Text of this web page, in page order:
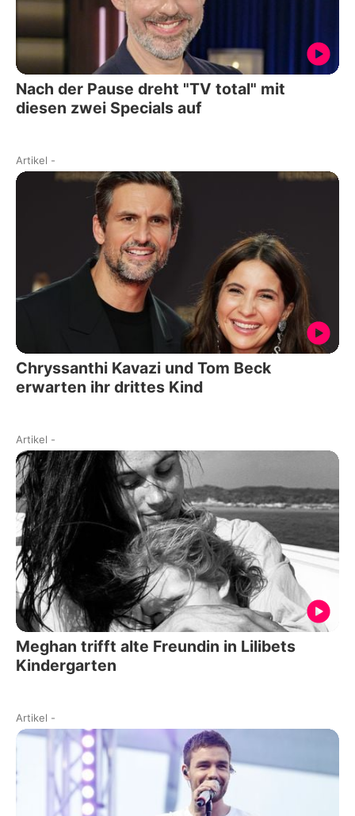
Nach der Pause dreht "TV total" mit
diesen zwei Specials auf
Artikel -
Chryssanthi Kavazi und Tom Beck
erwarten ihr drittes Kind
Artikel -
Meghan trifft alte Freundin in Lilibets
Kindergarten
Artikel -